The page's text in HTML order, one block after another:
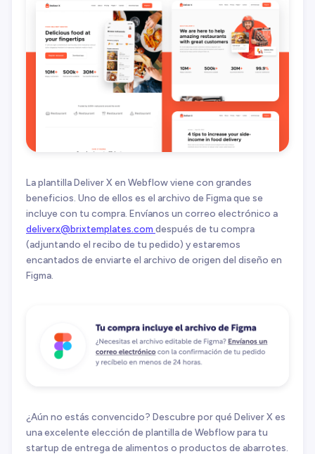
La plantilla Deliver X en Webflow viene con grandes
beneficios. Uno de ellos es el archivo de Figma que se
incluye con tu compra. Envíanos un correo electrónico a
deliverx@brixtemplates.com después de tu compra
(adjuntando el recibo de tu pedido) y estaremos
encantados de enviarte el archivo de origen del diseño en
Figma.
¿Aún no estás convencido? Descubre por qué Deliver X es
una excelente elección de plantilla de Webflow para tu
startup de entrega de alimentos o productos de abarrotes.